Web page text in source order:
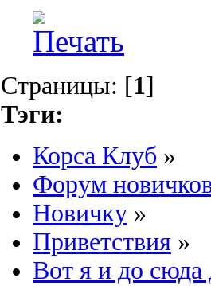
Страницы: [1]
Тэги:
Корса Клуб »
Форум
Новичку »
Приветствия »
Вот я и до сюда